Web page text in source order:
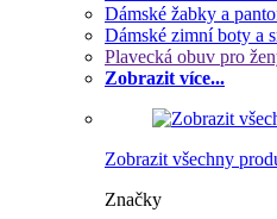
Dámské žabky a
Dámské zimní boty a
Plavecká obuv pro
Zobrazit více...
Zobrazit všechny
Značky